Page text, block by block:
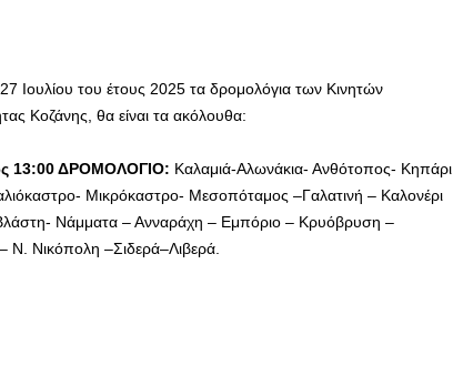
Ιουλίου του έτους 2025 τα δρομολόγια των Κινητών
Κοζάνης, θα είναι τα ακόλουθα:
13:00 ΔΡΟΜΟΛΟΓΙΟ: Καλαμιά-Αλωνάκια- Ανθότοπος- Κηπάρι
Μικρόκαστρο- Μεσοπόταμος –Γαλατινή – Καλονέρι
Νάμματα – Ανναράχη – Εμπόριο – Κρυόβρυση –
Νικόπολη –Σιδερά–Λιβερά.